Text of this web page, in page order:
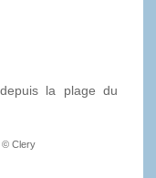
la plage du
© Clery